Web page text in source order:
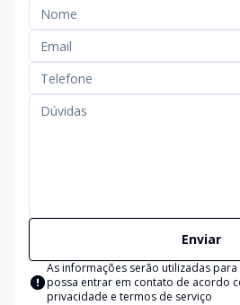
Enviar
As informações serão utilizadas
possa entrar em contato de acordo
privacidade e termos de serviço